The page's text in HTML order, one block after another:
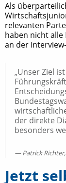
Als
relevanten
haben nicht
an der
„Unser Ziel
der direkte
besonders
Patrick
Jetzt